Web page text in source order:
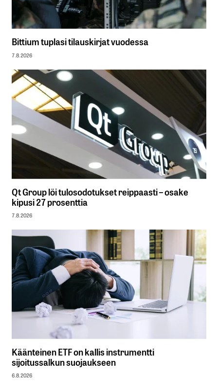
Bittium tuplasi tilauskirjat vuodessa
7.8.2026
Qt Group löi tulosodotukset reippaasti – osake
kipusi 27 prosenttia
7.8.2026
Käänteinen ETF on kallis instrumentti
sijoitussalkun suojaukseen
6.8.2026